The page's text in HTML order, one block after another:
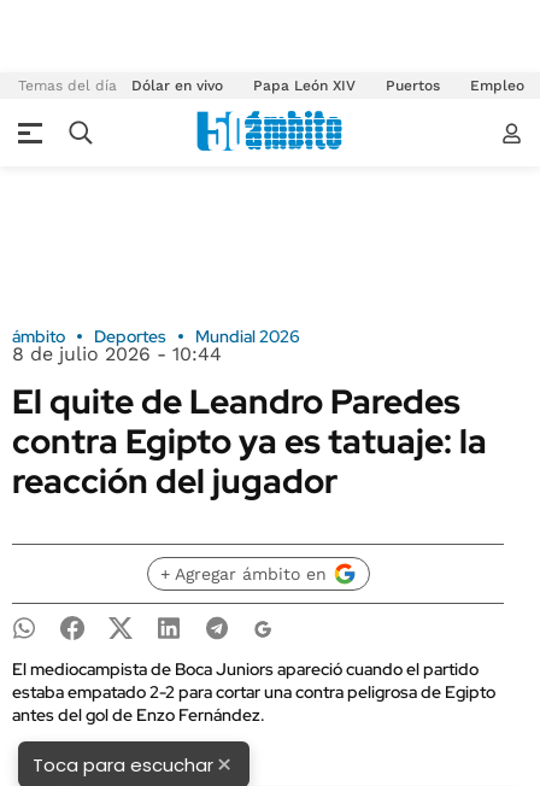
Temas del día Dólar en vivo Papa León XIV Puertos Empleo
ámbito Deportes Mundial 2026
8 de julio 2026 - 10:44
El quite de Leandro Paredes
contra Egipto ya es tatuaje: la
reacción del jugador
+ Agregar ámbito en
El mediocampista de Boca Juniors apareció cuando el partido
estaba empatado 2-2 para cortar una contra peligrosa de Egipto
antes del gol de Enzo Fernández.
Toca para escuchar×